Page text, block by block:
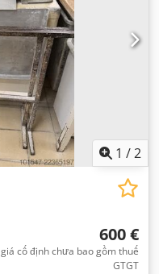
1 /2
600 €
giá cố định chưa bao gồm thuế
GTGT